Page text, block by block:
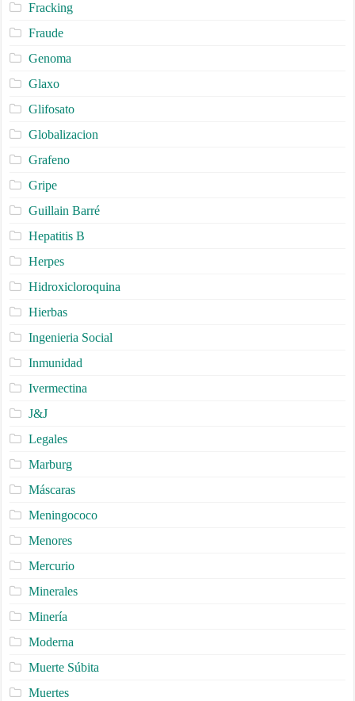
Fracking
Fraude
Genoma
Glaxo
Glifosato
Globalizacion
Grafeno
Gripe
Guillain Barré
Hepatitis B
Herpes
Hidroxicloroquina
Hierbas
Ingenieria Social
Inmunidad
Ivermectina
J&J
Legales
Marburg
Máscaras
Meningococo
Menores
Mercurio
Minerales
Minería
Moderna
Muerte Súbita
Muertes